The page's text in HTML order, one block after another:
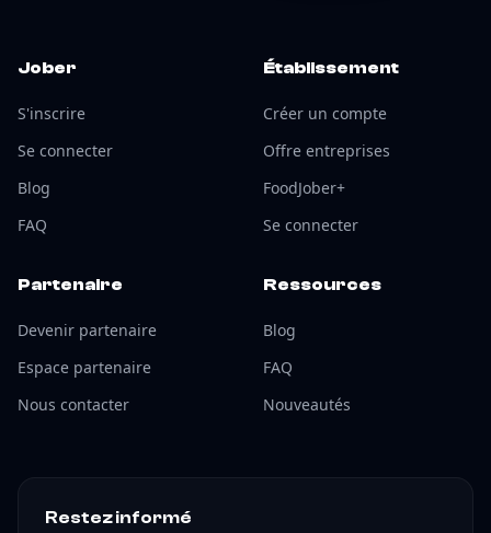
Jober
S'inscrire
Se connecter
Blog
FAQ
Établissement
Créer un compte
Offre entreprises
FoodJober+
Se connecter
Partenaire
Devenir partenaire
Espace partenaire
Nous contacter
Ressources
Blog
FAQ
Nouveautés
Restez informé